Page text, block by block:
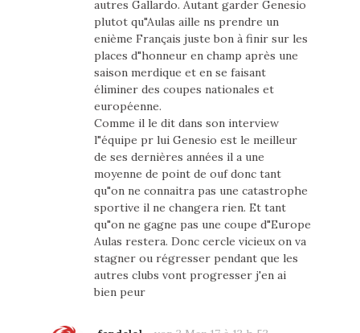
autres Gallardo. Autant garder Genesio
plutot qu"Aulas aille ns prendre un
enième Français juste bon à finir sur les
places d"honneur en champ après une
saison merdique et en se faisant
éliminer des coupes nationales et
européenne.
Comme il le dit dans son interview
l"équipe pr lui Genesio est le meilleur
de ses dernières années il a une
moyenne de point de ouf donc tant
qu"on ne connaitra pas une catastrophe
sportive il ne changera rien. Et tant
qu"on ne gagne pas une coupe d"Europe
Aulas restera. Donc cercle vicieux on va
stagner ou régresser pendant que les
autres clubs vont progresser j'en ai
bien peur